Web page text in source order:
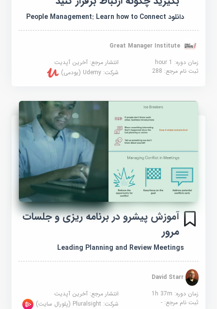
دانلود People Management: Learn how to Connect
Great Manager Institute
زمان دوره: 1 hour
انتشار مرجع:آخرین آپدیت
ثبت نام مرجع:288 شرکت:Udemy (یودمی)
آموزش پیشرو در برنامه ریزی و جلسات
مرور
Leading Planning and Review Meetings
David Starr
زمان دوره: 1h 37m
انتشار مرجع:آخرین آپدیت
ثبت نام مرجع:- شرکت:Pluralsight (پلورال سایت)